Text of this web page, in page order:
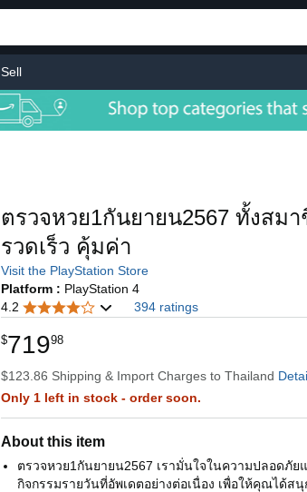
Sell
ตรวจหวย1กันยายน2567 ทั้งสม
รวดเร็ว คุ้มค่า
Visit the PlayStation Store
Platform : PlayStation 4
4.2
394 ratings
$71998
$123.86 Shipping & Import Charges to Thailand
Only 1 left in stock - order soon.
About this item
ตรวจหวย1กันยายน2567 เรามั่นใจในความปลอดภั
กิจกรรมรายวันที่อัพเดตอย่างต่อเนื่อง เพื่อให้คุณได้ส